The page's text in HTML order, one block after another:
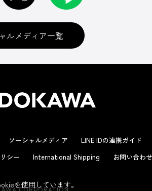
ルメディア一覧
ソーシャルメディア LINE IDの連携ガイド
シー International Shipping お問い合わ
を使用しています。